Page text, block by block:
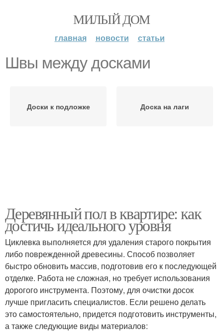
МИЛЫЙ ДОМ
главная новости статьи
Швы между досками
Доски к подложке Доска на лаги
Деревянный пол в квартире: как
достичь идеального уровня
Циклевка выполняется для удаления старого покрытия
либо поврежденной древесины. Способ позволяет
быстро обновить массив, подготовив его к последующей
отделке. Работа не сложная, но требует использования
дорогого инструмента. Поэтому, для очистки досок
лучше пригласить специалистов. Если решено делать
это самостоятельно, придется подготовить инструменты,
а также следующие виды материалов: